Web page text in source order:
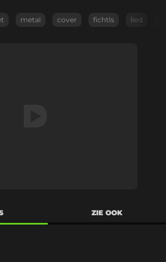
metal cover fichtls lied
ZIE OOK